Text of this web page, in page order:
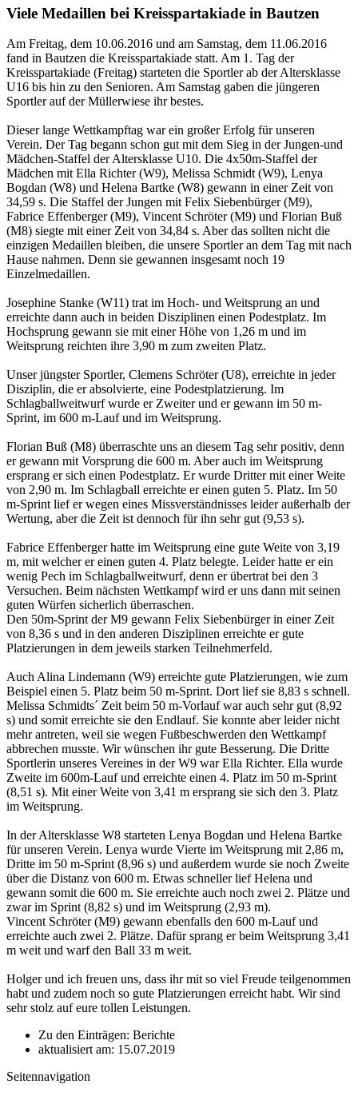
Viele Medaillen bei Kreisspartakiade in Bautzen
Am Freitag, dem 10.06.2016 und am Samstag, dem 11.06.2016
fand in Bautzen die Kreisspartakiade statt. Am 1. Tag der
Kreisspartakiade (Freitag) starteten die Sportler ab der Altersklasse
U16 bis hin zu den Senioren. Am Samstag gaben die jüngeren
Sportler auf der Müllerwiese ihr bestes.
Dieser lange Wettkampftag war ein großer Erfolg für unseren
Verein. Der Tag begann schon gut mit dem Sieg in der Jungen-und
Mädchen-Staffel der Altersklasse U10. Die 4x50m-Staffel der
Mädchen mit Ella Richter (W9), Melissa Schmidt (W9), Lenya
Bogdan (W8) und Helena Bartke (W8) gewann in einer Zeit von
34,59 s. Die Staffel der Jungen mit Felix Siebenbürger (M9),
Fabrice Effenberger (M9), Vincent Schröter (M9) und Florian Buß
(M8) siegte mit einer Zeit von 34,84 s. Aber das sollten nicht die
einzigen Medaillen bleiben, die unsere Sportler an dem Tag mit nach
Hause nahmen. Denn sie gewannen insgesamt noch 19
Einzelmedaillen.
Josephine Stanke (W11) trat im Hoch- und Weitsprung an und
erreichte dann auch in beiden Disziplinen einen Podestplatz. Im
Hochsprung gewann sie mit einer Höhe von 1,26 m und im
Weitsprung reichten ihre 3,90 m zum zweiten Platz.
Unser jüngster Sportler, Clemens Schröter (U8), erreichte in jeder
Disziplin, die er absolvierte, eine Podestplatzierung. Im
Schlagballweitwurf wurde er Zweiter und er gewann im 50 m-
Sprint, im 600 m-Lauf und im Weitsprung.
Florian Buß (M8) überraschte uns an diesem Tag sehr positiv, denn
er gewann mit Vorsprung die 600 m. Aber auch im Weitsprung
ersprang er sich einen Podestplatz. Er wurde Dritter mit einer Weite
von 2,90 m. Im Schlagball erreichte er einen guten 5. Platz. Im 50
m-Sprint lief er wegen eines Missverständnisses leider außerhalb der
Wertung, aber die Zeit ist dennoch für ihn sehr gut (9,53 s).
Fabrice Effenberger hatte im Weitsprung eine gute Weite von 3,19
m, mit welcher er einen guten 4. Platz belegte. Leider hatte er ein
wenig Pech im Schlagballweitwurf, denn er übertrat bei den 3
Versuchen. Beim nächsten Wettkampf wird er uns dann mit seinen
guten Würfen sicherlich überraschen.
Den 50m-Sprint der M9 gewann Felix Siebenbürger in einer Zeit
von 8,36 s und in den anderen Disziplinen erreichte er gute
Platzierungen in dem jeweils starken Teilnehmerfeld.
Auch Alina Lindemann (W9) erreichte gute Platzierungen, wie zum
Beispiel einen 5. Platz beim 50 m-Sprint. Dort lief sie 8,83 s schnell.
Melissa Schmidts´ Zeit beim 50 m-Vorlauf war auch sehr gut (8,92
s) und somit erreichte sie den Endlauf. Sie konnte aber leider nicht
mehr antreten, weil sie wegen Fußbeschwerden den Wettkampf
abbrechen musste. Wir wünschen ihr gute Besserung. Die Dritte
Sportlerin unseres Vereines in der W9 war Ella Richter. Ella wurde
Zweite im 600m-Lauf und erreichte einen 4. Platz im 50 m-Sprint
(8,51 s). Mit einer Weite von 3,41 m ersprang sie sich den 3. Platz
im Weitsprung.
In der Altersklasse W8 starteten Lenya Bogdan und Helena Bartke
für unseren Verein. Lenya wurde Vierte im Weitsprung mit 2,86 m,
Dritte im 50 m-Sprint (8,96 s) und außerdem wurde sie noch Zweite
über die Distanz von 600 m. Etwas schneller lief Helena und
gewann somit die 600 m. Sie erreichte auch noch zwei 2. Plätze und
zwar im Sprint (8,82 s) und im Weitsprung (2,93 m).
Vincent Schröter (M9) gewann ebenfalls den 600 m-Lauf und
erreichte auch zwei 2. Plätze. Dafür sprang er beim Weitsprung 3,41
m weit und warf den Ball 33 m weit.
Holger und ich freuen uns, dass ihr mit so viel Freude teilgenommen
habt und zudem noch so gute Platzierungen erreicht habt. Wir sind
sehr stolz auf eure tollen Leistungen.
Zu den Einträgen: Berichte
aktualisiert am: 15.07.2019
Seitennavigation